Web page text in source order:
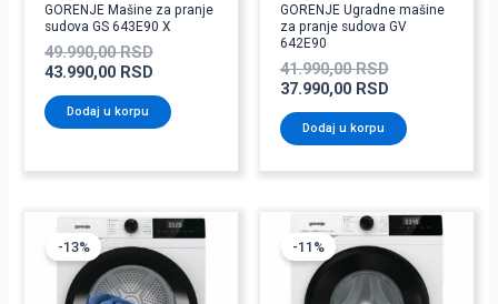
GORENJE Mašine za pranje
sudova GS 643E90 X
49.990,00RSD
43.990,00 RSD
Dodaj u korpu
GORENJE Ugradne mašine
za pranje sudova GV
642E90
41.990,00RSD
37.990,00 RSD
Dodaj u korpu
-13%
Originalna
cena
je
bila:
Trenutna
cena
je:
40.990,00 RSD.
-11%
Originalna
cena
je
bila:
Trenutna
cena
je:
31.990,00